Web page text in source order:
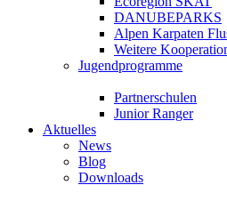
DANUBEPARKS
Alpen Karpaten
Weitere
Jugendprogramme
Partnerschulen
Junior Ranger
Aktuelles
News
Blog
Downloads